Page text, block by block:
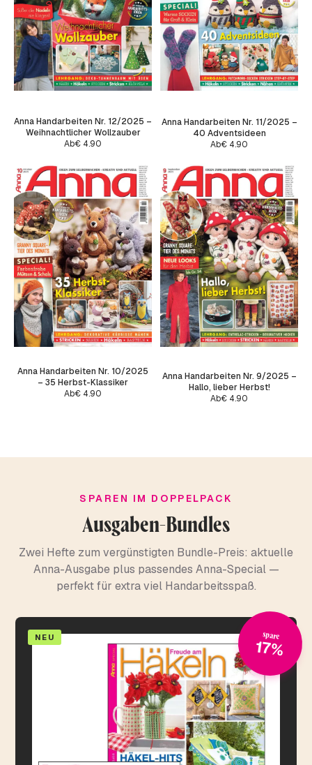
Anna Handarbeiten Nr. 12/2025 –
Weihnachtlicher Wollzauber
Ab€ 4.90
Anna Handarbeiten Nr. 11/2025 –
40 Adventsideen
Ab€ 4.90
Anna Handarbeiten Nr. 10/2025
– 35 Herbst-Klassiker
Ab€ 4.90
Anna Handarbeiten Nr. 9/2025 –
Hallo, lieber Herbst!
Ab€ 4.90
SPAREN IM DOPPELPACK
Ausgaben-Bundles
Zwei Hefte zum vergünstigten Bundle-Preis: aktuelle
Anna-Ausgabe plus passendes Anna-Special —
perfekt für extra viel Handarbeitsspaß.
NEU spare
17%